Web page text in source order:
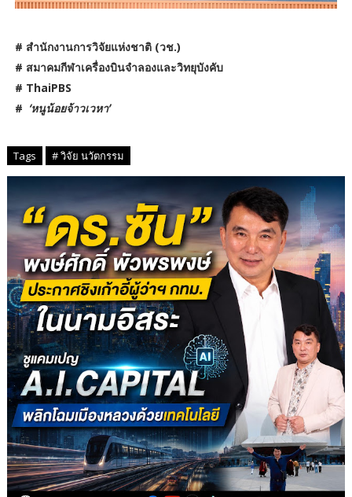
# สำนักงานการวิจัยแห่งชาติ (วช.)
# สมาคมกีฬาเครื่องบินจำลองและวิทยุบังคับ
# ThaiPBS
# ‘หนูน้อยจ้าวเวหา’
Tags # วิจัย นวัตกรรม